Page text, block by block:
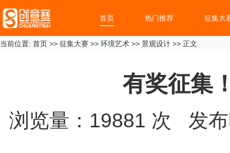
首页 热门推荐 征集大
当前位置: 首页 >> 征集大赛 >> 环境艺术 >> 景观设计 >> 正文
有奖征集
浏览量： 19881 次 发布